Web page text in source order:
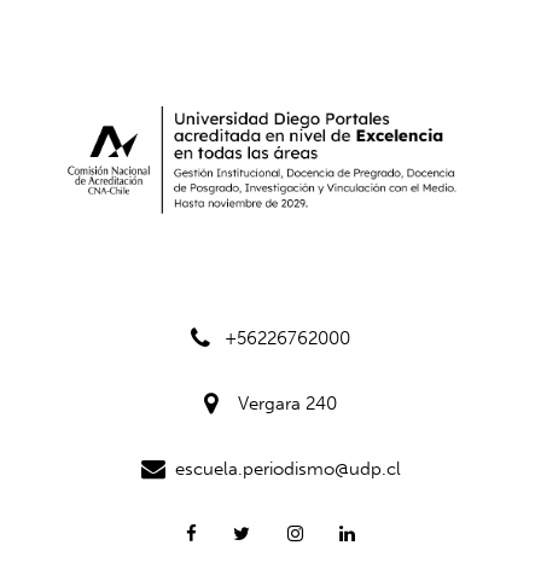
+56226762000
Vergara 240
escuela.periodismo@udp.cl